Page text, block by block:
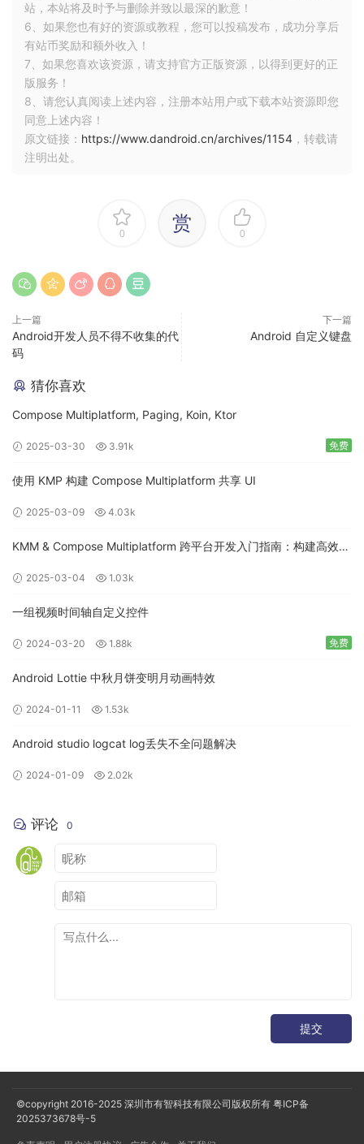
站，本站将及时予与删除并致以最深的歉意！
6、如果您也有好的资源或教程，您可以投稿发布，成功分享后
有站币奖励和额外收入！
7、如果您喜欢该资源，请支持官方正版资源，以得到更好的正
版服务！
8、请您认真阅读上述内容，注册本站用户或下载本站资源即您
同意上述内容！
原文链接： https://www.dandroid.cn/archives/1154 ，转载请
注明出处。
0 赏 0
上一篇
Android开发人员不得不收集的代
码
下一篇
Android 自定义键盘
猜你喜欢
Compose Multiplatform, Paging, Koin, Ktor
2025-03-30 3.91k 免费
使用 KMP 构建 Compose Multiplatform 共享 UI
2025-03-09 4.03k
KMM & Compose Multiplatform 跨平台开发入门指南：构建高效的
2025-03-04 1.03k
一组视频时间轴自定义控件
2024-03-20 1.88k 免费
Android Lottie 中秋月饼变明月动画特效
2024-01-11 1.53k
Android studio logcat log丢失不全问题解决
2024-01-09 2.02k
评论 0
提交
©copyright 2016-2025 深圳市有智科技有限公司版权所有 粤ICP备
2025373678号-5